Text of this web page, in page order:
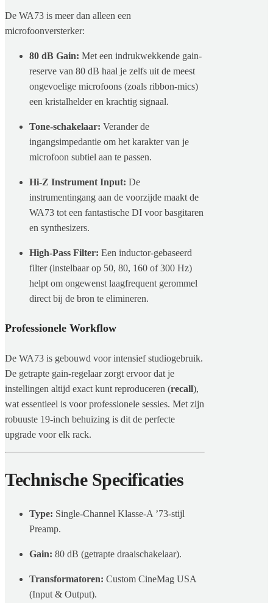
De WA73 is meer dan alleen een
microfoonversterker:
80 dB Gain: Met een indrukwekkende gain-
reserve van 80 dB haal je zelfs uit de meest
ongevoelige microfoons (zoals ribbon-mics)
een kristalhelder en krachtig signaal.
Tone-schakelaar: Verander de
ingangsimpedantie om het karakter van je
microfoon subtiel aan te passen.
Hi-Z Instrument Input: De
instrumentingang aan de voorzijde maakt de
WA73 tot een fantastische DI voor basgitaren
en synthesizers.
High-Pass Filter: Een inductor-gebaseerd
filter (instelbaar op 50, 80, 160 of 300 Hz)
helpt om ongewenst laagfrequent gerommel
direct bij de bron te elimineren.
Professionele Workflow
De WA73 is gebouwd voor intensief studiogebruik.
De getrapte gain-regelaar zorgt ervoor dat je
instellingen altijd exact kunt reproduceren (recall),
wat essentieel is voor professionele sessies. Met zijn
robuuste 19-inch behuizing is dit de perfecte
upgrade voor elk rack.
Technische Specificaties
Type: Single-Channel Klasse-A ’73-stijl
Preamp.
Gain: 80 dB (getrapte draaischakelaar).
Transformatoren: Custom CineMag USA
(Input & Output).